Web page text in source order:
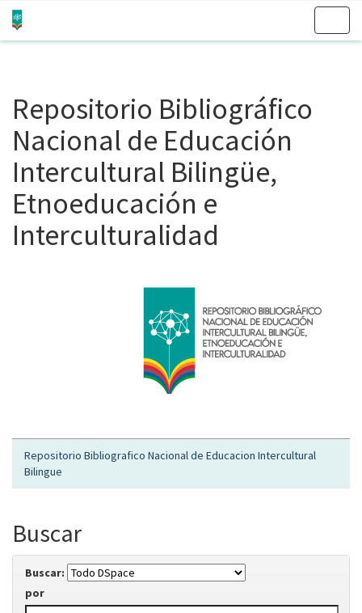
Repositorio Bibliográfico
Nacional de Educación
Intercultural Bilingüe,
Etnoeducación e
Interculturalidad
Repositorio Bibliografico Nacional de Educacion Intercultural
Bilingue
Buscar
Buscar:
por